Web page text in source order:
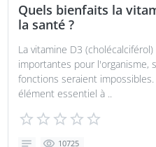
Quels bienfaits la
la santé ?
La vitamine D3
importantes pour l'organisme,
fonctions seraient
élément essentiel à ..
10725